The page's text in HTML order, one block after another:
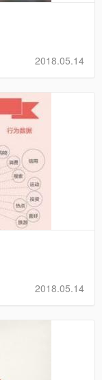
2018.05.14
2018.05.14